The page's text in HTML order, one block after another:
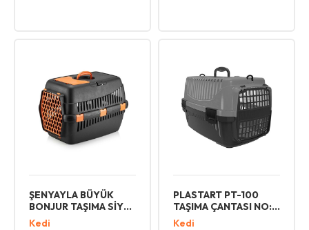
ŞENYAYLA BÜYÜK
BONJUR TAŞIMA SİYAH
5102
Kedi
PLASTART PT-100
TAŞIMA ÇANTASI NO:1
GRİ
Kedi